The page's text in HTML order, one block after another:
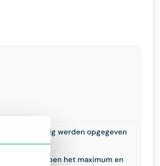
als zodanig werden opgegeven
groepen het maximum en